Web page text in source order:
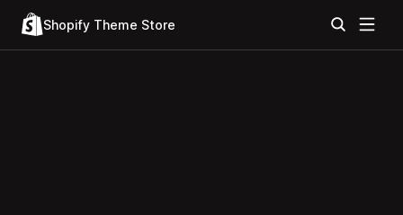
Shopify Theme Store